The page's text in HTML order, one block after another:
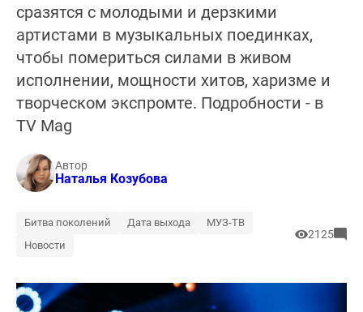
сразятся с молодыми и дерзкими
артистами в музыкальных поединках,
чтобы помериться силами в живом
исполнении, мощности хитов, харизме и
творческом экспромте. Подробности - в
TV Mag
Автор
Наталья Козубова
Битва поколений Дата выхода
МУЗ-ТВ
Новости
2125